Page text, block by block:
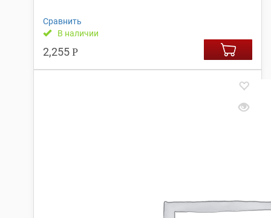
Сравнить
В наличии
2,255 Р